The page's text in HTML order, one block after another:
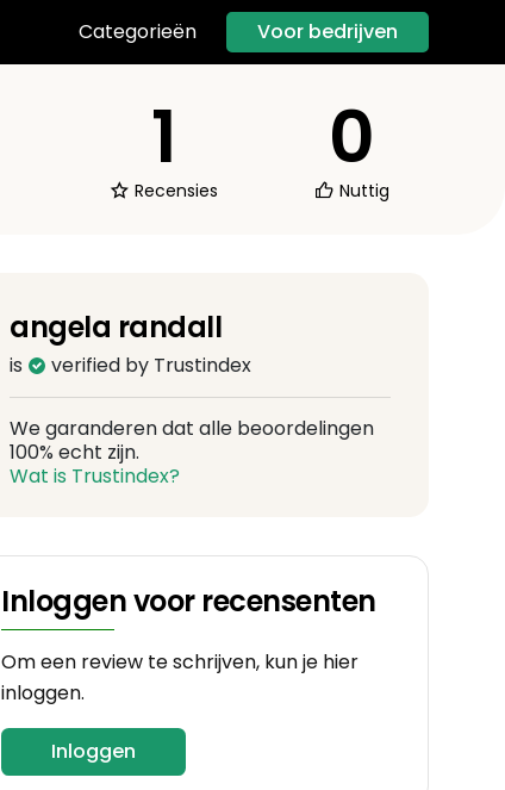
Categorieën Voor bedrijven
1
Recensies
0
Nuttig
angela randall
is verified by Trustindex
We garanderen dat alle beoordelingen
100% echt zijn.
Wat is Trustindex?
Inloggen voor recensenten
Om een review te schrijven, kun je hier
inloggen.
Inloggen